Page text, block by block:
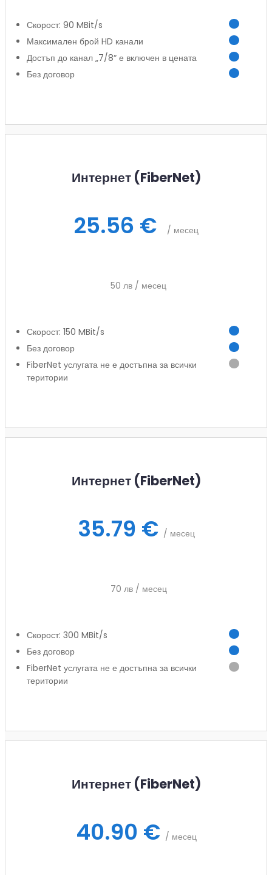
Скорост: 90 MBit/s
Максимален брой HD канали
Достъп до канал „7/8“ е включен в цената
Без договор
Интернет (FiberNet)
25.56 € / месец
50 лв / месец
Скорост: 150 MBit/s
Без договор
FiberNet услугата не е достъпна за всички
територии
Интернет (FiberNet)
35.79 € / месец
70 лв / месец
Скорост: 300 MBit/s
Без договор
FiberNet услугата не е достъпна за всички
територии
Интернет (FiberNet)
40.90 € / месец